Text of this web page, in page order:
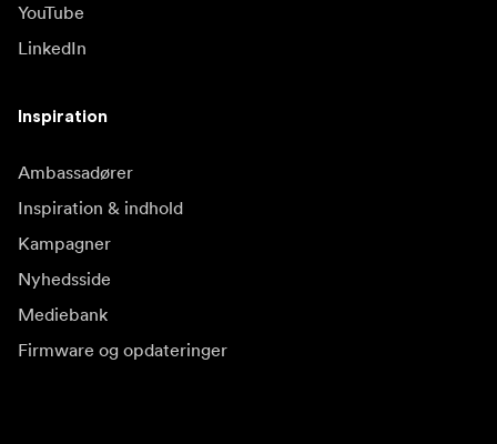
YouTube
LinkedIn
Inspiration
Ambassadører
Inspiration & indhold
Kampagner
Nyhedsside
Mediebank
Firmware og opdateringer